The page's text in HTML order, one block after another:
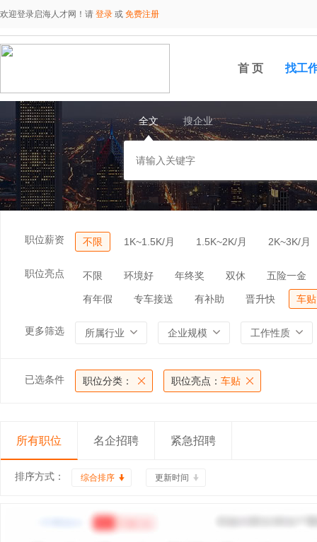
欢迎登录启海人才网！请 登录 或 免费注册
首 页 找工
全文 搜企业
职位薪资 不限 1K~1.5K/月 1.5K~2K/月 2K~3K/月
职位亮点 不限 环境好 年终奖 双休 五险一金
有年假 专车接送 有补助 晋升快 车贴
更多筛选 所属行业 企业规模 工作性质
已选条件 职位分类： 职位亮点： 车贴
所有职位 名企招聘 紧急招聘
排序方式： 综合排序 更新时间